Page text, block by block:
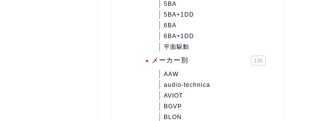
5BA
5BA+1DD
6BA
6BA+1DD
平面駆動
メーカー別 136
AAW
audio-technica
AVIOT
BGVP
BLON